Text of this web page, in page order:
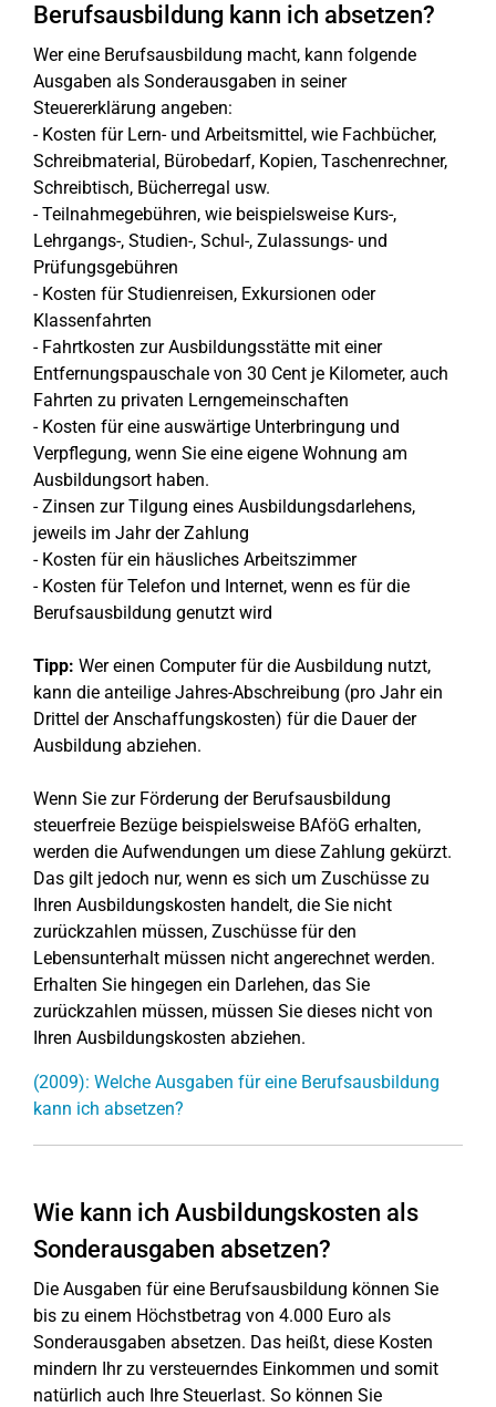
Berufsausbildung kann ich absetzen?
Wer eine Berufsausbildung macht, kann folgende
Ausgaben als Sonderausgaben in seiner
Steuererklärung angeben:
- Kosten für Lern- und Arbeitsmittel, wie Fachbücher,
Schreibmaterial, Bürobedarf, Kopien, Taschenrechner,
Schreibtisch, Bücherregal usw.
- Teilnahmegebühren, wie beispielsweise Kurs-,
Lehrgangs-, Studien-, Schul-, Zulassungs- und
Prüfungsgebühren
- Kosten für Studienreisen, Exkursionen oder
Klassenfahrten
- Fahrtkosten zur Ausbildungsstätte mit einer
Entfernungspauschale von 30 Cent je Kilometer, auch
Fahrten zu privaten Lerngemeinschaften
- Kosten für eine auswärtige Unterbringung und
Verpflegung, wenn Sie eine eigene Wohnung am
Ausbildungsort haben.
- Zinsen zur Tilgung eines Ausbildungsdarlehens,
jeweils im Jahr der Zahlung
- Kosten für ein häusliches Arbeitszimmer
- Kosten für Telefon und Internet, wenn es für die
Berufsausbildung genutzt wird
Tipp: Wer einen Computer für die Ausbildung nutzt,
kann die anteilige Jahres-Abschreibung (pro Jahr ein
Drittel der Anschaffungskosten) für die Dauer der
Ausbildung abziehen.
Wenn Sie zur Förderung der Berufsausbildung
steuerfreie Bezüge beispielsweise BAföG erhalten,
werden die Aufwendungen um diese Zahlung gekürzt.
Das gilt jedoch nur, wenn es sich um Zuschüsse zu
Ihren Ausbildungskosten handelt, die Sie nicht
zurückzahlen müssen, Zuschüsse für den
Lebensunterhalt müssen nicht angerechnet werden.
Erhalten Sie hingegen ein Darlehen, das Sie
zurückzahlen müssen, müssen Sie dieses nicht von
Ihren Ausbildungskosten abziehen.
(2009): Welche Ausgaben für eine Berufsausbildung
kann ich absetzen?
Wie kann ich Ausbildungskosten als
Sonderausgaben absetzen?
Die Ausgaben für eine Berufsausbildung können Sie
bis zu einem Höchstbetrag von 4.000 Euro als
Sonderausgaben absetzen. Das heißt, diese Kosten
mindern Ihr zu versteuerndes Einkommen und somit
natürlich auch Ihre Steuerlast. So können Sie